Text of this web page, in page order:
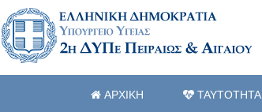
ΑΡΧΙΚΗ ΤΑΥΤΟΤΗΤΑ